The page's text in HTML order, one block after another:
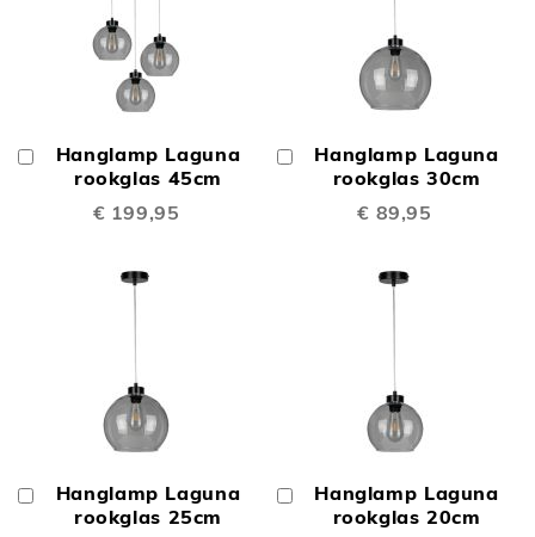
Hanglamp Laguna
rookglas 45cm
€ 199,95
Winkelwagen
Hanglamp Laguna
rookglas 30cm
€ 89,95
Winkelwagen
Hanglamp Laguna
rookglas 25cm
Winkelwagen
Hanglamp Laguna
rookglas 20cm
Winkelwagen